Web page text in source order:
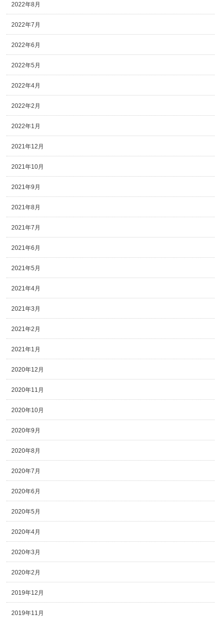
2022年8月
2022年7月
2022年6月
2022年5月
2022年4月
2022年2月
2022年1月
2021年12月
2021年10月
2021年9月
2021年8月
2021年7月
2021年6月
2021年5月
2021年4月
2021年3月
2021年2月
2021年1月
2020年12月
2020年11月
2020年10月
2020年9月
2020年8月
2020年7月
2020年6月
2020年5月
2020年4月
2020年3月
2020年2月
2019年12月
2019年11月